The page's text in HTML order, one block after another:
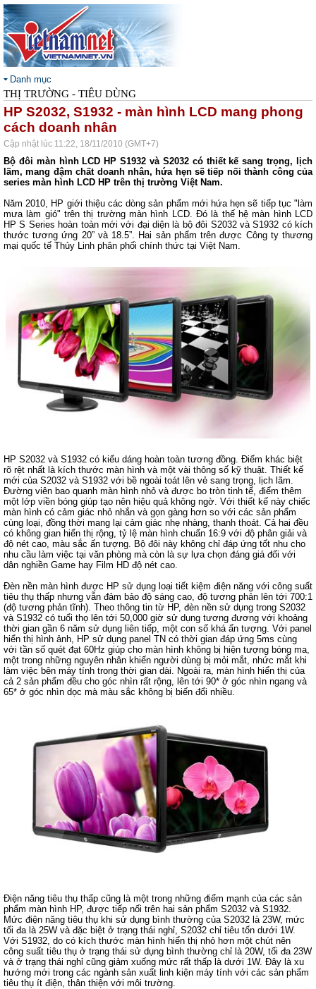
Danh mục
THỊ TRƯỜNG - TIÊU DÙNG
HP S2032, S1932 - màn hình LCD mang phong
cách doanh nhân
Cập nhật lúc 11:22, 18/11/2010 (GMT+7)
Bộ đôi màn hình LCD HP S1932 và S2032 có thiết kế sang trọng, lịch
lãm, mang đậm chất doanh nhân, hứa hẹn sẽ tiếp nối thành công của
series màn hình LCD HP trên thị trường Việt Nam.
Năm 2010, HP giới thiệu các dòng sản phẩm mới hứa hẹn sẽ tiếp tục "làm
mưa làm gió" trên thị trường màn hình LCD. Đó là thế hệ màn hình LCD
HP S Series hoàn toàn mới với đại diện là bộ đôi S2032 và S1932 có kích
thước tương ứng 20” và 18.5”. Hai sản phẩm trên được Công ty thương
mại quốc tế Thủy Linh phân phối chính thức tại Việt Nam.
HP S2032 và S1932 có kiểu dáng hoàn toàn tương đồng. Điểm khác biệt
rõ rệt nhất là kích thước màn hình và một vài thông số kỹ thuật. Thiết kế
mới của S2032 và S1932 với bề ngoài toát lên vẻ sang trọng, lịch lãm.
Đường viên bao quanh màn hình nhỏ và được bo tròn tinh tế, điểm thêm
một lớp viền bóng giúp tạo nên hiệu quả không ngờ. Với thiết kế này chiếc
màn hình có cảm giác nhỏ nhắn và gọn gàng hơn so với các sản phẩm
cùng loại, đồng thời mang lại cảm giác nhẹ nhàng, thanh thoát. Cả hai đều
có không gian hiển thị rộng, tỷ lệ màn hình chuẩn 16:9 với độ phân giải và
độ nét cao, màu sắc ấn tượng. Bộ đôi này không chỉ đáp ứng tốt nhu cho
nhu cầu làm việc tại văn phòng mà còn là sự lựa chọn đáng giá đối với
dân nghiền Game hay Film HD độ nét cao.
Đèn nền màn hình được HP sử dụng loại tiết kiệm điện năng với công suất
tiêu thụ thấp nhưng vẫn đảm bảo độ sáng cao, độ tương phản lên tới 700:1
(độ tương phản tĩnh). Theo thông tin từ HP, đèn nền sử dụng trong S2032
và S1932 có tuổi thọ lên tới 50,000 giờ sử dụng tương đương với khoảng
thời gian gần 6 năm sử dụng liên tiếp, một con số khá ấn tượng. Với panel
hiển thị hình ảnh, HP sử dụng panel TN có thời gian đáp ứng 5ms cùng
với tần số quét đạt 60Hz giúp cho màn hình không bị hiện tượng bóng ma,
một trong những nguyên nhân khiến người dùng bị mỏi mắt, nhức mắt khi
làm việc bên máy tính trong thời gian dài. Ngoài ra, màn hình hiển thị của
cả 2 sản phẩm đều cho góc nhìn rất rộng, lên tới 90* ở góc nhìn ngang và
65* ở góc nhìn dọc mà màu sắc không bị biến đổi nhiều.
Điện năng tiêu thụ thấp cũng là một trong những điểm mạnh của các sản
phẩm màn hình HP, được tiếp nối trên hai sản phẩm S2032 và S1932.
Mức điện năng tiêu thụ khi sử dụng bình thường của S2032 là 23W, mức
tối đa là 25W và đặc biệt ở trạng thái nghỉ, S2032 chỉ tiêu tốn dưới 1W.
Với S1932, do có kích thước màn hình hiển thị nhỏ hơn một chút nên
công suất tiêu thụ ở trạng thái sử dụng bình thường chỉ là 20W, tối đa 23W
và ở trạng thái nghỉ cũng giảm xuống mức rất thấp là dưới 1W. Đây là xu
hướng mới trong các ngành sản xuất linh kiện máy tính với các sản phẩm
tiêu thụ ít điện, thân thiện với môi trường.